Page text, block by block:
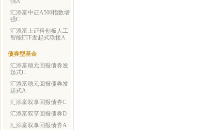
汇添富中证A500指数增
强C
汇添富上证科创板人工
智能ETF发起式联接A
债券型基金
汇添富稳元回报债券发
起式C
汇添富稳元回报债券发
起式A
汇添富双享回报债券C
汇添富双享回报债券D
汇添富双享回报债券A